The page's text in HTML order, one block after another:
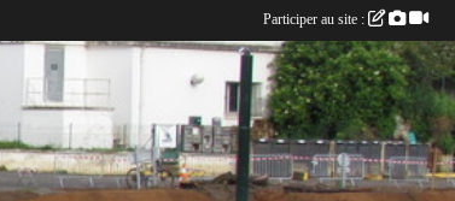
Participer au site :